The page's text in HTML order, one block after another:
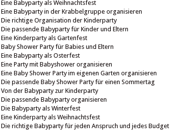
Eine Babyparty als Weihnachtsfest
Eine Babyparty in der Krabbelgruppe organisieren
Die richtige Organisation der Kinderparty
Die passende Babyparty für Kinder und Eltern
Eine Kinderparty als Gartenfest
Baby Shower Party für Babies und Eltern
Eine Babyparty als Osterfest
Eine Party mit Babyshower organisieren
Eine Baby Shower Party im eigenen Garten organisieren
Die passende Baby Shower Party für einen Sommertag
Von der Babyparty zur Kinderparty
Die passende Babyparty organisieren
Die Babyparty als Winterfest
Eine Kinderparty als Weihnachtsfest
Die richtige Babyparty für jeden Anspruch und jedes Budget